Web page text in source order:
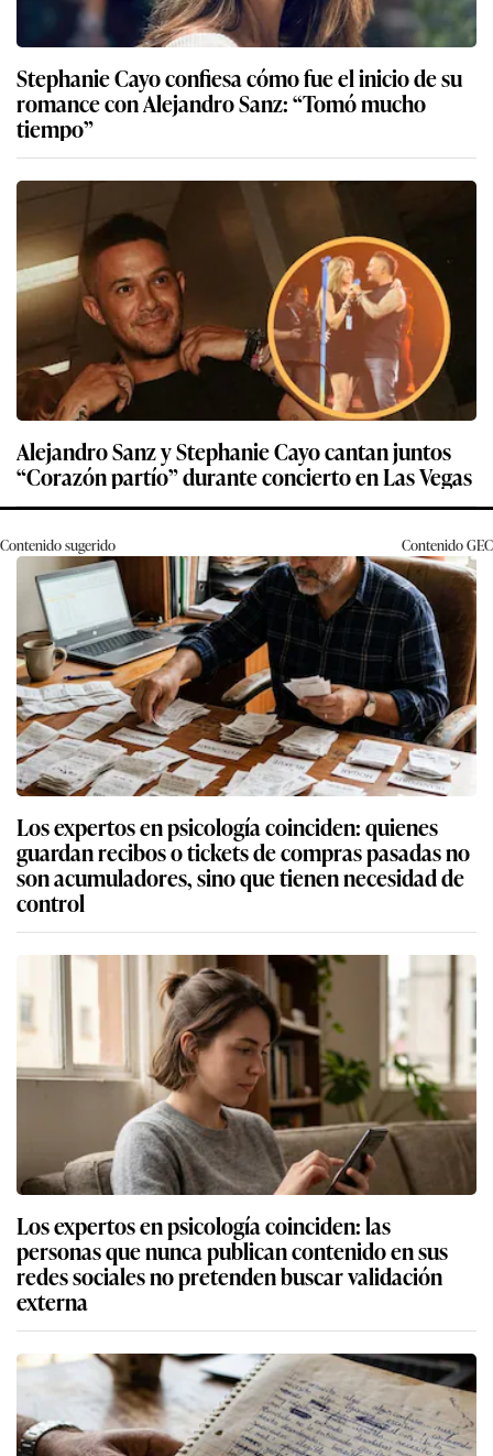
Stephanie Cayo confiesa cómo fue el inicio de su
romance con Alejandro Sanz: “Tomó mucho
tiempo”
Alejandro Sanz y Stephanie Cayo cantan juntos
“Corazón partío” durante concierto en Las Vegas
Contenido sugerido ContenidoGEC
Los expertos en psicología coinciden: quienes
guardan recibos o tickets de compras pasadas no
son acumuladores, sino que tienen necesidad de
control
Los expertos en psicología coinciden: las
personas que nunca publican contenido en sus
redes sociales no pretenden buscar validación
externa